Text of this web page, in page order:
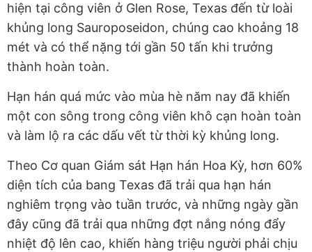
hiện tại công viên ở Glen Rose, Texas đến từ loài
khủng long Sauroposeidon, chúng cao khoảng 18
mét và có thể nặng tới gần 50 tấn khi trưởng
thành hoàn toàn.
Hạn hán quá mức vào mùa hè năm nay đã khiến
một con sông trong công viên khô cạn hoàn toàn
và làm lộ ra các dấu vết từ thời kỳ khủng long.
Theo Cơ quan Giám sát Hạn hán Hoa Kỳ, hơn 60%
diện tích của bang Texas đã trải qua hạn hán
nghiêm trọng vào tuần trước, và những ngày gần
đây cũng đã trải qua những đợt nắng nóng đẩy
nhiệt độ lên cao, khiến hàng triệu người phải chịu